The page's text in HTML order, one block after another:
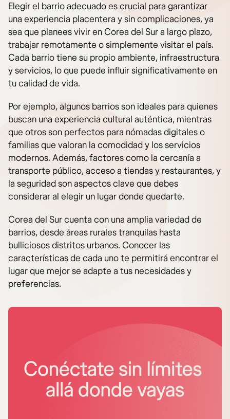
Elegir el barrio adecuado es crucial para garantizar
una experiencia placentera y sin complicaciones, ya
sea que planees vivir en Corea del Sur a largo plazo,
trabajar remotamente o simplemente visitar el país.
Cada barrio tiene su propio ambiente, infraestructura
y servicios, lo que puede influir significativamente en
tu calidad de vida.
Por ejemplo, algunos barrios son ideales para quienes
buscan una experiencia cultural auténtica, mientras
que otros son perfectos para nómadas digitales o
familias que valoran la comodidad y los servicios
modernos. Además, factores como la cercanía a
transporte público, acceso a tiendas y restaurantes, y
la seguridad son aspectos clave que debes
considerar al elegir un lugar donde quedarte.
Corea del Sur cuenta con una amplia variedad de
barrios, desde áreas rurales tranquilas hasta
bulliciosos distritos urbanos. Conocer las
características de cada uno te permitirá encontrar el
lugar que mejor se adapte a tus necesidades y
preferencias.